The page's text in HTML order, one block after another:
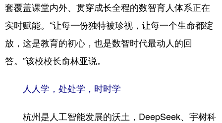
套覆盖课堂内外、贯穿成长全程的数智育人体系正在
实时赋能。“让每一份独特被珍视，让每一个生命都绽
放，这是教育的初心，也是数智时代最动人的回
答。”该校校长俞林亚说。
人人学，处处学，时时学
杭州是人工智能发展的沃土，DeepSeek、宇树科